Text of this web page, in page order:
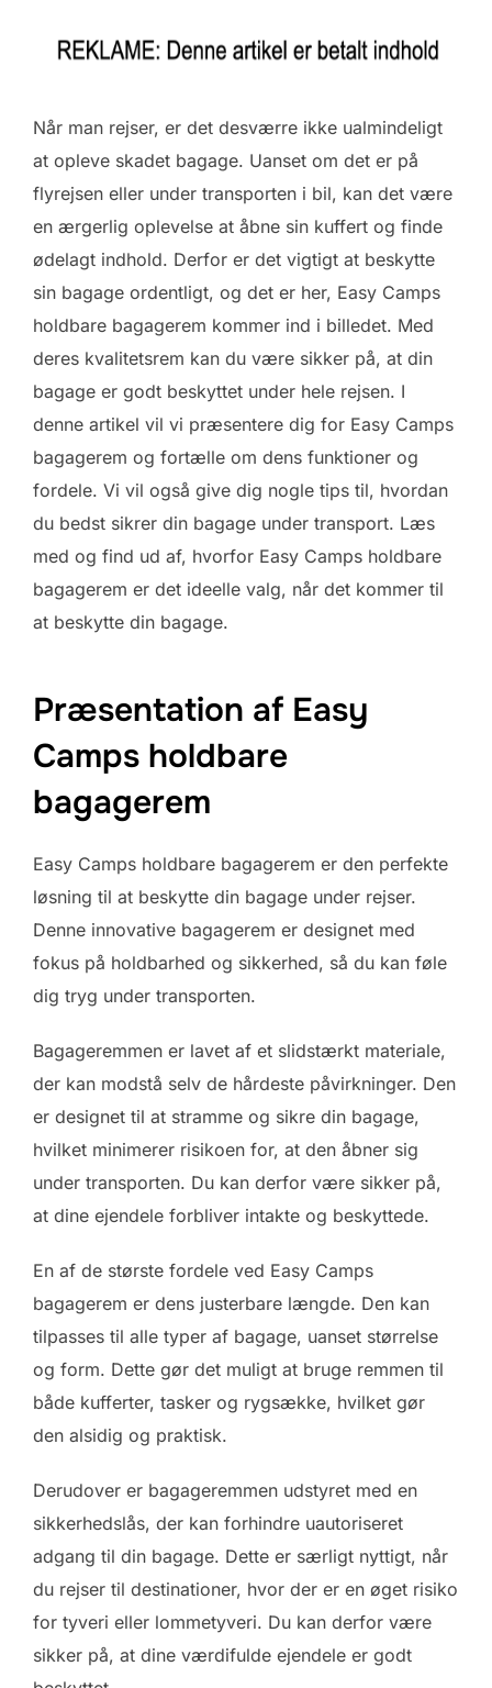
Når man rejser, er det desværre ikke ualmindeligt
at opleve skadet bagage. Uanset om det er på
flyrejsen eller under transporten i bil, kan det være
en ærgerlig oplevelse at åbne sin kuffert og finde
ødelagt indhold. Derfor er det vigtigt at beskytte
sin bagage ordentligt, og det er her, Easy Camps
holdbare bagagerem kommer ind i billedet. Med
deres kvalitetsrem kan du være sikker på, at din
bagage er godt beskyttet under hele rejsen. I
denne artikel vil vi præsentere dig for Easy Camps
bagagerem og fortælle om dens funktioner og
fordele. Vi vil også give dig nogle tips til, hvordan
du bedst sikrer din bagage under transport. Læs
med og find ud af, hvorfor Easy Camps holdbare
bagagerem er det ideelle valg, når det kommer til
at beskytte din bagage.
Præsentation af Easy
Camps holdbare
bagagerem
Easy Camps holdbare bagagerem er den perfekte
løsning til at beskytte din bagage under rejser.
Denne innovative bagagerem er designet med
fokus på holdbarhed og sikkerhed, så du kan føle
dig tryg under transporten.
Bagageremmen er lavet af et slidstærkt materiale,
der kan modstå selv de hårdeste påvirkninger. Den
er designet til at stramme og sikre din bagage,
hvilket minimerer risikoen for, at den åbner sig
under transporten. Du kan derfor være sikker på,
at dine ejendele forbliver intakte og beskyttede.
En af de største fordele ved Easy Camps
bagagerem er dens justerbare længde. Den kan
tilpasses til alle typer af bagage, uanset størrelse
og form. Dette gør det muligt at bruge remmen til
både kufferter, tasker og rygsække, hvilket gør
den alsidig og praktisk.
Derudover er bagageremmen udstyret med en
sikkerhedslås, der kan forhindre uautoriseret
adgang til din bagage. Dette er særligt nyttigt, når
du rejser til destinationer, hvor der er en øget risiko
for tyveri eller lommetyveri. Du kan derfor være
sikker på, at dine værdifulde ejendele er godt